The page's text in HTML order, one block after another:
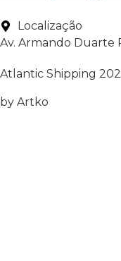
Localização
Av. Armando Duarte
Atlantic Shipping
by Artko